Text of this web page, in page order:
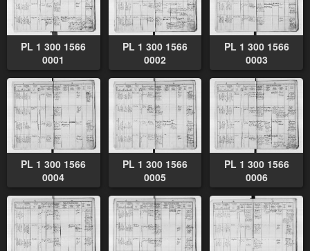
PL 1 300 1566
0001
PL 1 300 1566
0002
PL 1 300 1566
0003
PL 1 300 1566
0004
PL 1 300 1566
0005
PL 1 300 1566
0006